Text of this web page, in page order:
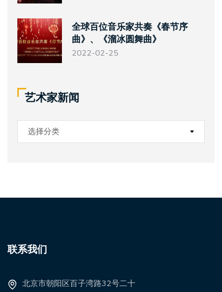
全球百位音乐家共奏《春节序
曲》、《溜冰圆舞曲》
2022-02-25
艺术家新闻
联系我们
北京市朝阳区百子湾路32号二十